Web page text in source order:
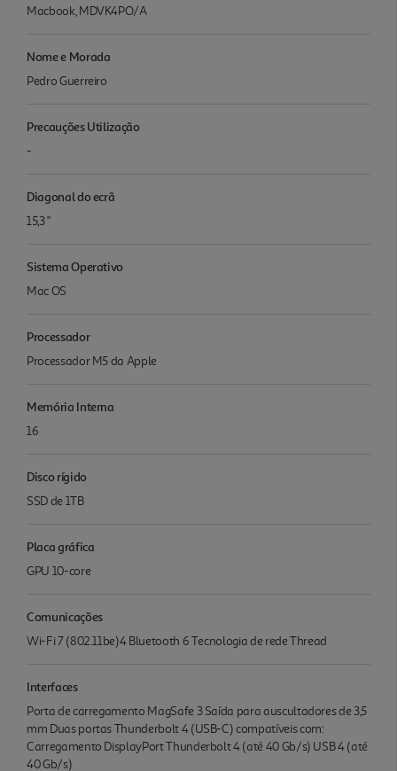
Macbook, MDVK4PO/A
Nome e Morada
Pedro Guerreiro
Precauções Utilização
-
Diagonal do ecrã
15,3 "
Sistema Operativo
Mac OS
Processador
Proces­sador M5 da Apple
Memória Interna
16
Disco rígido
SSD de 1TB
Placa gráfica
GPU 10-core
Comunicações
Wi-Fi 7 (802.11be)4 Bluetooth 6 Tecnologia de rede Thread
Interfaces
Porta de carrega­mento MagSafe 3 Saída para auscultadores de 3,5
mm Duas portas Thunderbolt 4 (USB-C) compatíveis com:
Carrega­mento DisplayPort Thunderbolt 4 (até 40 Gb/s) USB 4 (até
40 Gb/s)